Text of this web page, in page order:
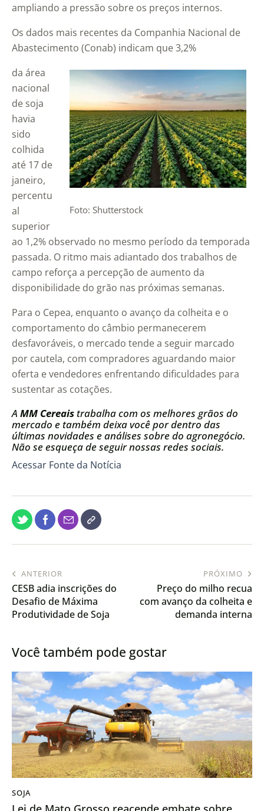
ampliando a pressão sobre os preços internos.
Os dados mais recentes da Companhia Nacional de
Abastecimento (Conab) indicam que 3,2%
Foto: Shutterstock
da área
nacional
de soja
havia
sido
colhida
até 17 de
janeiro,
percentu
al
superior
ao 1,2% observado no mesmo período da temporada
passada. O ritmo mais adiantado dos trabalhos de
campo reforça a percepção de aumento da
disponibilidade do grão nas próximas semanas.
Para o Cepea, enquanto o avanço da colheita e o
comportamento do câmbio permanecerem
desfavoráveis, o mercado tende a seguir marcado
por cautela, com compradores aguardando maior
oferta e vendedores enfrentando dificuldades para
sustentar as cotações.
A MM Cereais trabalha com os melhores grãos do
mercado e também deixa você por dentro das
últimas novidades e análises sobre do agronegócio.
Não se esqueça de seguir nossas redes sociais.
Acessar Fonte da Notícia
ANTERIOR
CESB adia inscrições do
Desafio de Máxima
Produtividade de Soja
PRÓXIMO
Preço do milho recua
com avanço da colheita e
demanda interna
Você também pode gostar
SOJA